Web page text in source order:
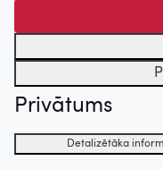
Privātums
Detalizētāka